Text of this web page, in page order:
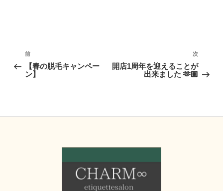
稿
ナ
ビ
ゲ
前
の
投
稿
前
【春の脱毛キャンペー
ン】
次
の
次
開店1周年を迎えることが
出来ました 🫶🏼